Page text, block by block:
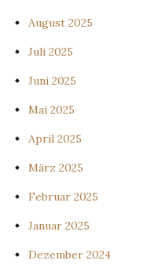
August 2025
Juli 2025
Juni 2025
Mai 2025
April 2025
März 2025
Februar 2025
Januar 2025
Dezember 2024